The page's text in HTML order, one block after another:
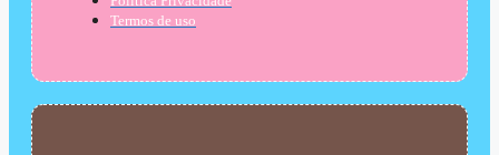
Termos de uso